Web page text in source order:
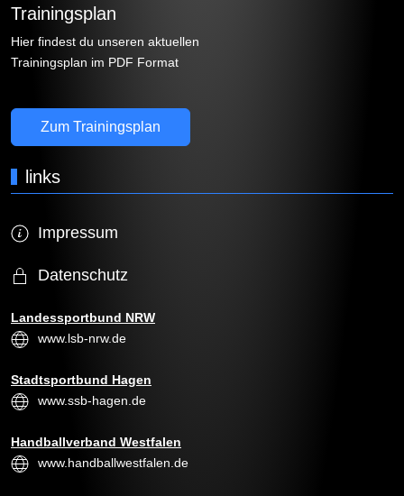
Trainingsplan
Hier findest du unseren aktuellen
Trainingsplan im PDF Format
Zum Trainingsplan
links
Impressum
Datenschutz
Landessportbund NRW
www.lsb-nrw.de
Stadtsportbund Hagen
www.ssb-hagen.de
Handballverband Westfalen
www.handballwestfalen.de